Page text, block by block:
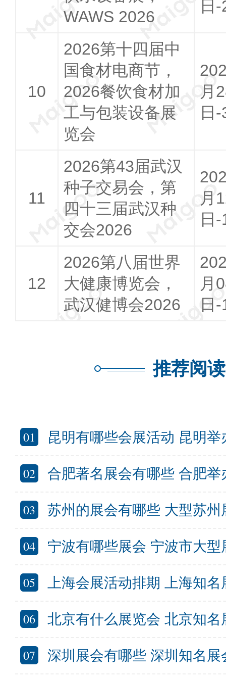
WAWS 2026
日
2026第十四届中
国食材电商节，
2026餐饮食材加
工与包装设备展
览会
月
日
2026第43届武汉
种子交易会，第
四十三届武汉种
交会2026
月
日
2026第八届世界
大健康博览会，
武汉健博会2026
月
日
推荐阅读
01 昆明有哪些会展活动 昆明举办大型
02 合肥著名展会有哪些 合肥举办的大型
03 苏州的展会有哪些 大型苏州展
04 宁波有哪些展会 宁波市大型展
05 上海会展活动排期 上海知名展会
06 北京有什么展览会 北京知名展会
07 深圳展会有哪些 深圳知名